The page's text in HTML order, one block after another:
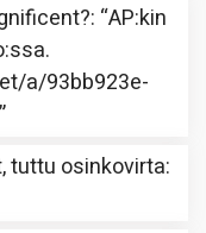
: “AP:kin
a/93bb923e-
”
tuttu osinkovirta: